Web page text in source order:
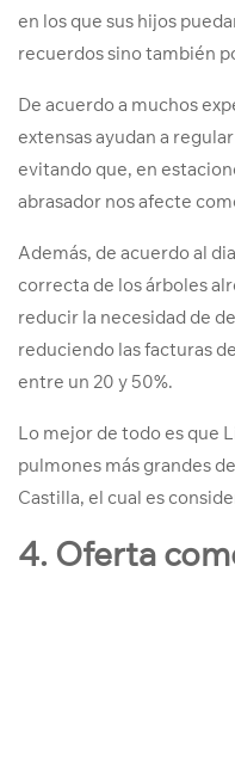
en los que sus hijos
recuerdos sino también
De acuerdo a muchos
extensas ayudan a
evitando que, en
abrasador nos afecte
Además, de acuerdo al
correcta de los árboles
reducir la necesidad de
reduciendo las facturas
entre un 20 y 50%.
Lo mejor de todo es que
pulmones más grandes
Castilla, el cual es
4. Oferta